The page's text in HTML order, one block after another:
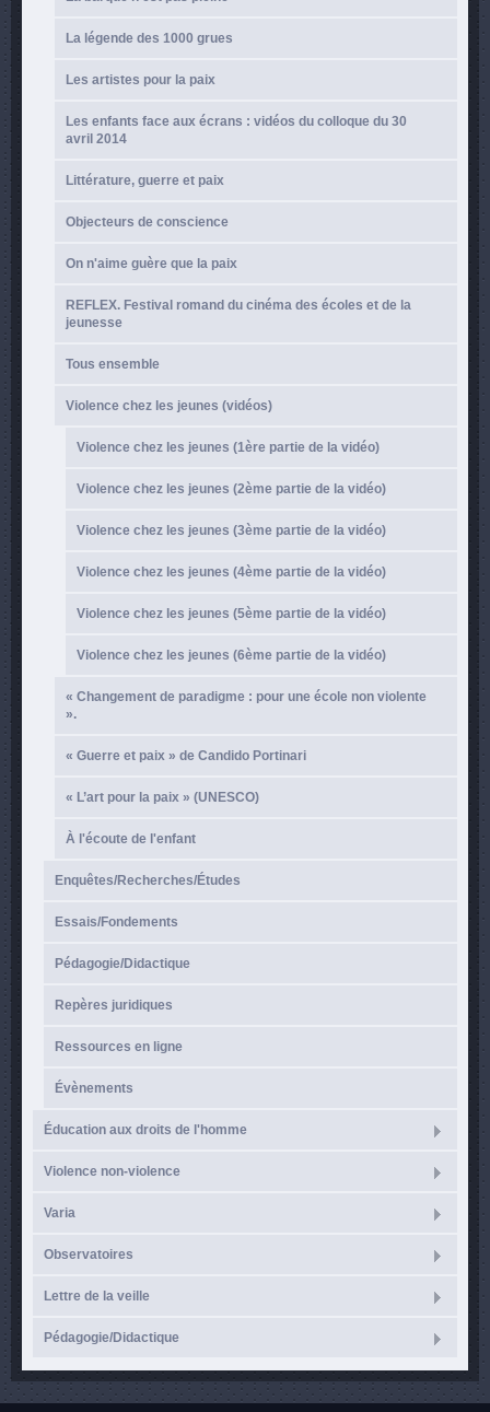
La légende des 1000 grues
Les artistes pour la paix
Les enfants face aux écrans : vidéos du colloque du 30
avril 2014
Littérature, guerre et paix
Objecteurs de conscience
On n'aime guère que la paix
REFLEX. Festival romand du cinéma des écoles et de la
jeunesse
Tous ensemble
Violence chez les jeunes (vidéos)
Violence chez les jeunes (1ère partie de la vidéo)
Violence chez les jeunes (2ème partie de la vidéo)
Violence chez les jeunes (3ème partie de la vidéo)
Violence chez les jeunes (4ème partie de la vidéo)
Violence chez les jeunes (5ème partie de la vidéo)
Violence chez les jeunes (6ème partie de la vidéo)
« Changement de paradigme : pour une école non violente
».
« Guerre et paix » de Candido Portinari
« L’art pour la paix » (UNESCO)
À l'écoute de l'enfant
Enquêtes/Recherches/Études
Essais/Fondements
Pédagogie/Didactique
Repères juridiques
Ressources en ligne
Évènements
Éducation aux droits de l'homme
Violence non-violence
Varia
Observatoires
Lettre de la veille
Pédagogie/Didactique